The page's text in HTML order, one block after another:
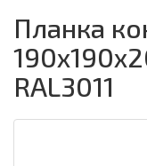
Планка
RAL3011